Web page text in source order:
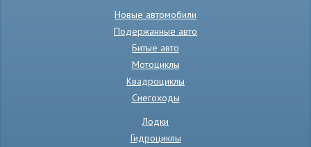
Новые автомобили
Подержанные авто
Битые авто
Мотоциклы
Квадроциклы
Снегоходы
Лодки
Гидроциклы